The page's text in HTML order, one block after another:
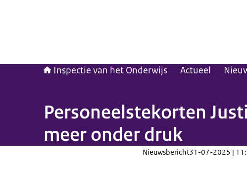
Inspectie van het Onderwijs Actueel
Personeelstekorten
meer onder druk
Nieuwsbericht31-07-2025 |